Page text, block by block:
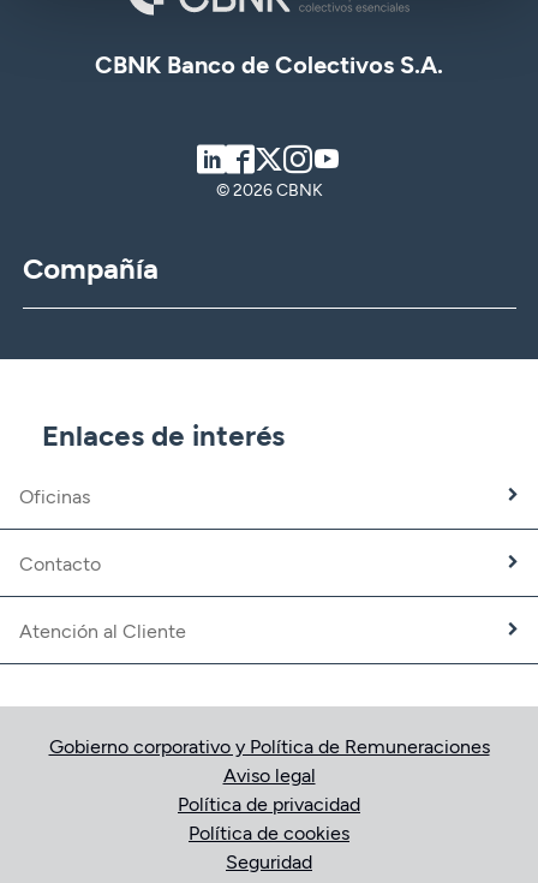
CBNK Banco de Colectivos S.A.
LinkedIn
Facebook
TwitterInstagram
© 2026 CBNK
Compañía
CBNK Gestión de Activos
Banca Partner
Trabaja con nosotros
Fundación CBNK
Enlaces de interés
Oficinas
Contacto
Atención al Cliente
Gobierno corporativo y Política de Remuneraciones
Aviso legal
Política de privacidad
Política de cookies
Seguridad